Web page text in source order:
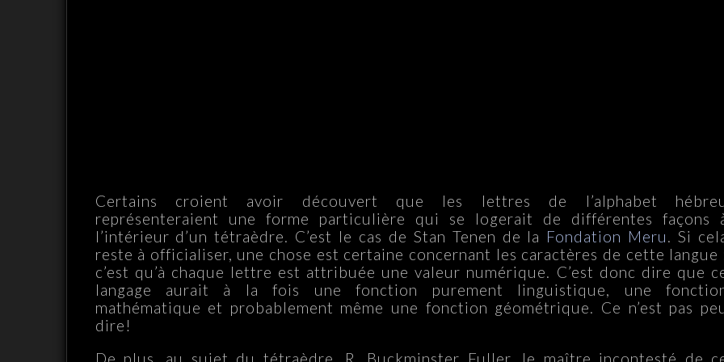
Certains croient avoir découvert que les lettres de l’alphabet
représenteraient une forme particulière qui se logerait de différentes façons
l’intérieur d’un tétraèdre. C’est le cas de Stan Tenen de la Fondation Meru. Si
reste à officialiser, une chose est certaine concernant les caractères de cette langue
c’est qu’à chaque lettre est attribuée une valeur numérique. C’est donc dire que
langage aurait à la fois une fonction purement linguistique, une
mathématique et probablement même une fonction géométrique. Ce n’est pas
dire!
De plus, au sujet du tétraèdre, R. Buckminster Fuller, le maître incontesté de